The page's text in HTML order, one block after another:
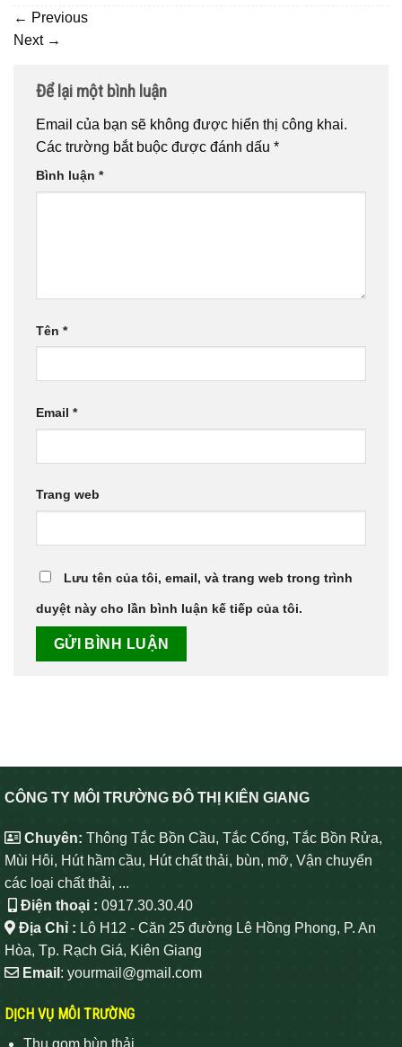
← Previous
Next →
Để lại một bình luận
Email của bạn sẽ không được hiển thị công khai.
Các trường bắt buộc được đánh dấu *
Bình luận *
Tên *
Email *
Trang web
Lưu tên của tôi, email, và trang web trong trình
duyệt này cho lần bình luận kế tiếp của tôi.
CÔNG TY MÔI TRƯỜNG ĐÔ THỊ KIÊN GIANG
Chuyên: Thông Tắc Bồn Cầu, Tắc Cống, Tắc Bồn Rửa,
Mùi Hôi, Hút hầm cầu, Hút chất thải, bùn, mỡ, Vận chuyển
các loại chất thải, ...
Điện thoại : 0917.30.30.40
Địa Chỉ : Lô H12 - Căn 25 đường Lê Hồng Phong, P. An
Hòa, Tp. Rạch Giá, Kiên Giang
Email : yourmail@gmail.com
DỊCH VỤ MÔI TRƯỜNG